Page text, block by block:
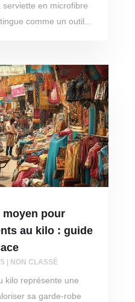
en microfibre
comme un outil...
moyen pour
au kilo : guide
NON CLASSÉ
kilo représente une
sa garde-robe